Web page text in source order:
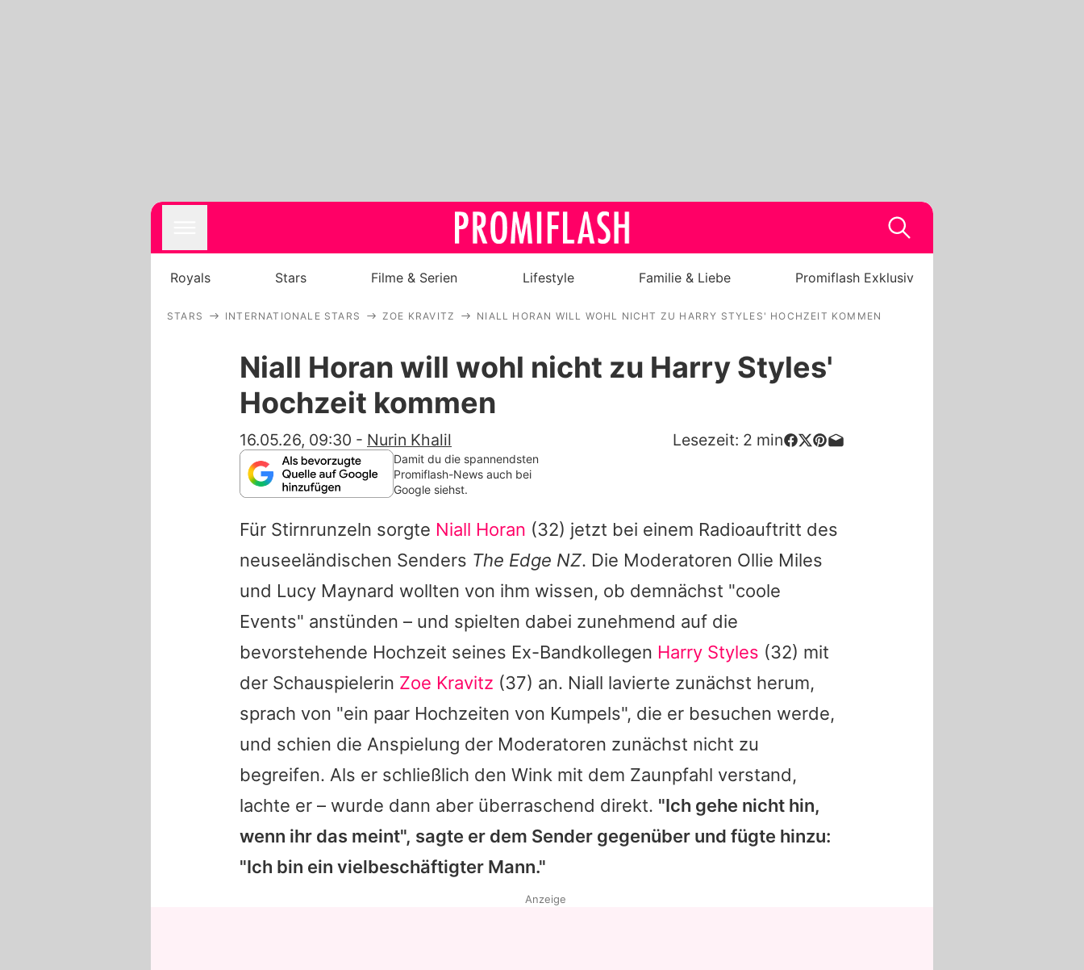
Royals
Stars
Familie & Liebe
Alle Themen auf Promiflash
App runterladen
Team
Redaktionelle Richtlinien
Impressum
Datenschutzerklärung
Nutzungsbedingungen
Royals Stars Filme & Serien Lifestyle Familie & Liebe Promiflash Exklusiv
STARS INTERNATIONALE STARS ZOE KRAVITZ NIALL HORAN WILL WOHL NICHT ZU HARRY STYLES' HOCHZEIT KOMMEN
Niall Horan will wohl nicht zu Harry Styles'
Hochzeit kommen
16.05.26, 09:30 - Nurin Khalil Lesezeit: 2 min
Damit du die spannendsten
Promiflash-News auch bei
Google siehst.
Für Stirnrunzeln sorgte Niall Horan (32) jetzt bei einem Radioauftritt des
neuseeländischen Senders The Edge NZ. Die Moderatoren Ollie Miles
und Lucy Maynard wollten von ihm wissen, ob demnächst "coole
Events" anstünden – und spielten dabei zunehmend auf die
bevorstehende Hochzeit seines Ex-Bandkollegen Harry Styles (32) mit
der Schauspielerin Zoe Kravitz (37) an. Niall lavierte zunächst herum,
sprach von "ein paar Hochzeiten von Kumpels", die er besuchen werde,
und schien die Anspielung der Moderatoren zunächst nicht zu
begreifen. Als er schließlich den Wink mit dem Zaunpfahl verstand,
lachte er – wurde dann aber überraschend direkt. "Ich gehe nicht hin,
wenn ihr das meint", sagte er dem Sender gegenüber und fügte hinzu:
"Ich bin ein vielbeschäftigter Mann."
Anzeige